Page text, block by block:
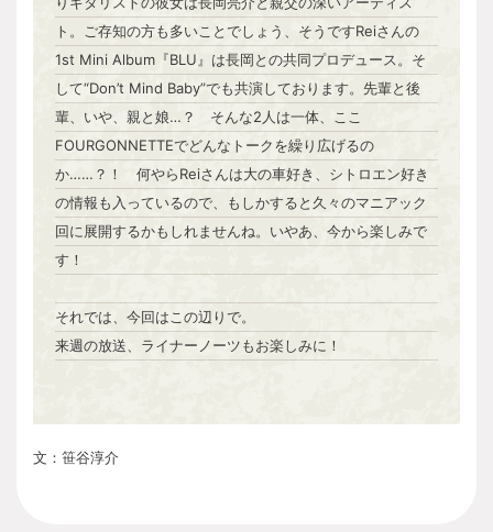
ト。ご存知の方も多いことでしょう、そうですReiさんの
1st Mini Album『BLU』は長岡との共同プロデュース。そ
して“Don’t Mind Baby”でも共演しております。先輩と後
輩、いや、親と娘…？ そんな2人は一体、ここ
FOURGONNETTEでどんなトークを繰り広げるの
か……？！ 何やらReiさんは大の車好き、シトロエン好き
の情報も入っているので、もしかすると久々のマニアック
回に展開するかもしれませんね。いやあ、今から楽しみで
す！
それでは、今回はこの辺りで。
来週の放送、ライナーノーツもお楽しみに！
文：笹谷淳介